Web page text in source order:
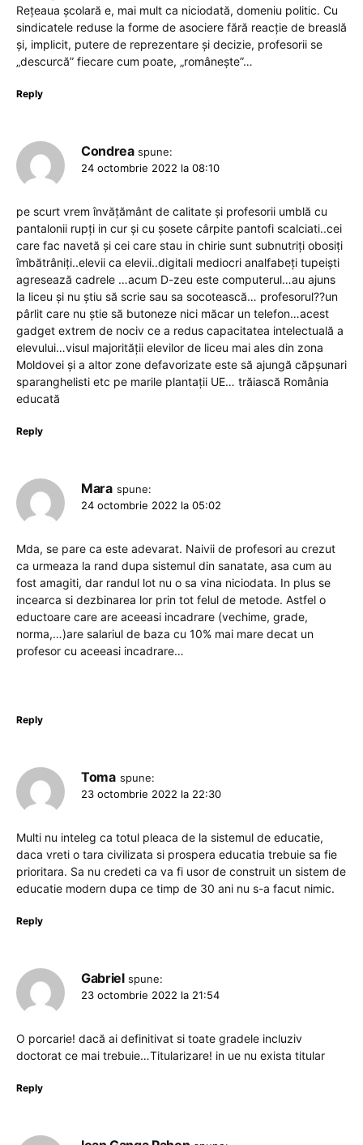
Rețeaua școlară e, mai mult ca niciodată, domeniu politic. Cu
sindicatele reduse la forme de asociere fără reacție de breaslă
și, implicit, putere de reprezentare și decizie, profesorii se
„descurcă” fiecare cum poate, „românește”…
Reply
Condrea spune:
24 octombrie 2022 la 08:10
pe scurt vrem învățământ de calitate și profesorii umblă cu
pantalonii rupți in cur și cu șosete cârpite pantofi scalciati..cei
care fac navetă și cei care stau in chirie sunt subnutriți obosiți
îmbătrâniți..elevii ca elevii..digitali mediocri analfabeți tupeiști
agresează cadrele …acum D-zeu este computerul…au ajuns
la liceu și nu știu să scrie sau sa socotească… profesorul??un
pârlit care nu știe să butoneze nici măcar un telefon…acest
gadget extrem de nociv ce a redus capacitatea intelectuală a
elevului…visul majorității elevilor de liceu mai ales din zona
Moldovei și a altor zone defavorizate este să ajungă căpșunari
sparanghelisti etc pe marile plantații UE… trăiască România
educată
Reply
Mara spune:
24 octombrie 2022 la 05:02
Mda, se pare ca este adevarat. Naivii de profesori au crezut
ca urmeaza la rand dupa sistemul din sanatate, asa cum au
fost amagiti, dar randul lot nu o sa vina niciodata. In plus se
incearca si dezbinarea lor prin tot felul de metode. Astfel o
eductoare care are aceeasi incadrare (vechime, grade,
norma,…)are salariul de baza cu 10% mai mare decat un
profesor cu aceeasi incadrare…
Reply
Toma spune:
23 octombrie 2022 la 22:30
Multi nu inteleg ca totul pleaca de la sistemul de educatie,
daca vreti o tara civilizata si prospera educatia trebuie sa fie
prioritara. Sa nu credeti ca va fi usor de construit un sistem de
educatie modern dupa ce timp de 30 ani nu s-a facut nimic.
Reply
Gabriel spune:
23 octombrie 2022 la 21:54
O porcarie! dacă ai definitivat si toate gradele incluziv
doctorat ce mai trebuie…Titularizare! in ue nu exista titular
Reply